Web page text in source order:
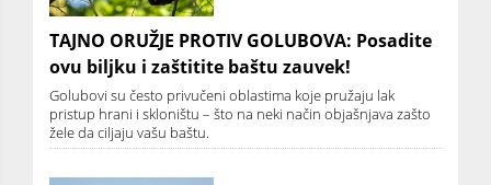
TAJNO ORUŽJE PROTIV GOLUBOVA: Posadite
ovu biljku i zaštitite baštu zauvek!
Golubovi su često privučeni oblastima koje pružaju lak
pristup hrani i skloništu – što na neki način objašnjava zašto
žele da ciljaju vašu baštu.